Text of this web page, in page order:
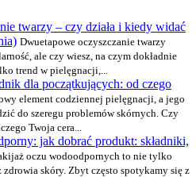
twarzy – czy działa i kiedy widać
Dwuetapowe oczyszczanie twarzy
ale czy wiesz, na czym dokładnie
trend w pielęgnacji,...
dla początkujących: od czego
element codziennej pielęgnacji, a jego
do szeregu problemów skórnych. Czy
Twoja cera...
jak dobrać produkt: składniki,
oczu wodoodpornych to nie tylko
skóry. Zbyt często spotykamy się z